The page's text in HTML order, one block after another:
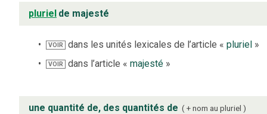
pluriel de majesté
VOIR dans les unités lexicales de l’article «pluriel »
VOIR dans l’article «majesté »
une quantité de, des quantités de + nom au pluriel